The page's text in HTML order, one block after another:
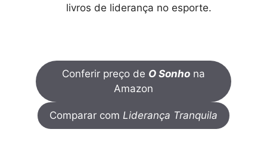
livros de liderança no esporte.
Conferir preço de O Sonho na
Amazon
Comparar com Liderança Tranquila